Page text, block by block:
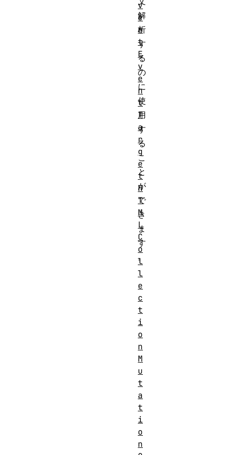
解
析
す
る
の
に
使
用
す
る
こ
と
が
で
き
ま
す
。
v
e
n
t
E
v
e
n
t
T
a
r
g
e
t
H
T
M
L
C
o
l
l
e
c
t
i
o
n
M
u
t
a
t
i
o
n